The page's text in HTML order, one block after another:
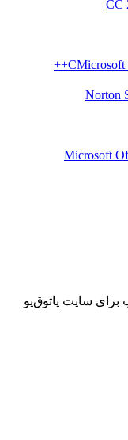
Microsoft
Norton
برای سایت پاتوق‌یو